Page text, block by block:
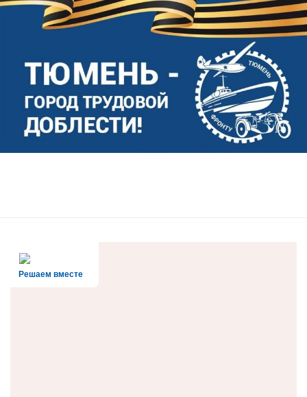
Решаем вместе